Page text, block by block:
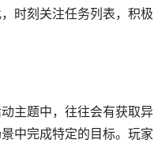
时刻关注任务列表，积极
主题中，往往会有获取异
中完成特定的目标。玩家